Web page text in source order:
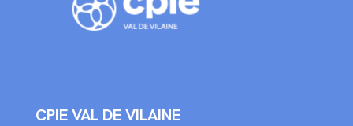
CPIE VAL DE VILAINE